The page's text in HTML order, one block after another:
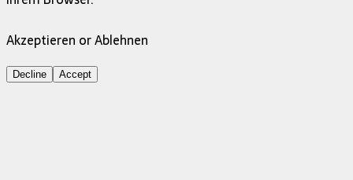
Akzeptieren or Ablehnen
Decline Accept